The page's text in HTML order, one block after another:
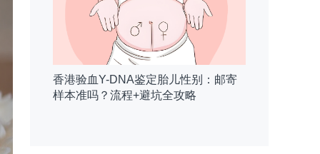
香港验血Y-DNA鉴定胎儿性别：邮寄
样本准吗？流程+避坑全攻略